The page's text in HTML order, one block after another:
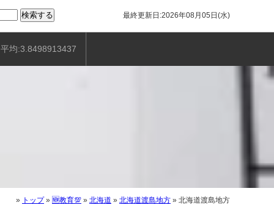
最終更新日:2026年08月05日(水)
平均:3.8498913437
» トップ» 🆕教育💯 » 北海道 » 北海道渡島地方 » 北海道渡島地方